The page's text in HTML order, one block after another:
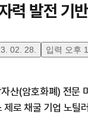
력 발전 기
02. 28. 입력 오후
산(암호화폐) 전문
제로 채굴 기업 노틸